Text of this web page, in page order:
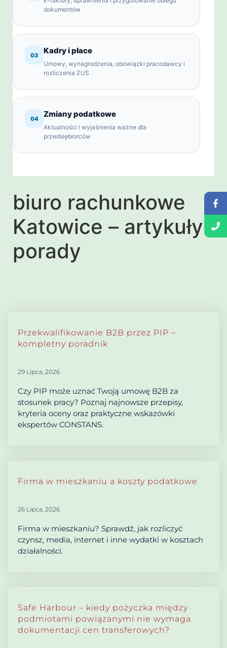
dokumentów
03 Kadry i płace
Umowy, wynagrodzenia, obowiązki pracodawcy i
rozliczenia ZUS
04 Zmiany podatkowe
Aktualności i wyjaśnienia ważne dla
przedsiębiorców
biuro rachunkowe
Katowice – artykuły i
porady
Przekwalifikowanie B2B przez PIP –
kompletny poradnik
29 Lipca, 2026
Czy PIP może uznać Twoją umowę B2B za
stosunek pracy? Poznaj najnowsze przepisy,
kryteria oceny oraz praktyczne wskazówki
ekspertów CONSTANS.
Firma w mieszkaniu a koszty podatkowe
26 Lipca, 2026
Firma w mieszkaniu? Sprawdź, jak rozliczyć
czynsz, media, internet i inne wydatki w kosztach
działalności.
Safe Harbour – kiedy pożyczka między
podmiotami powiązanymi nie wymaga
dokumentacji cen transferowych?